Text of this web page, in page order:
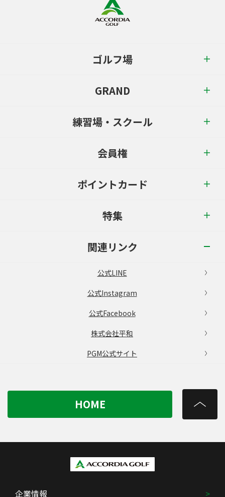
ゴルフ場
GRAND
練習場・スクール
会員権
ポイントカード
特集
関連リンク
公式LINE
公式Instagram
公式Facebook
株式会社平和
PGM公式サイト
HOME
企業情報